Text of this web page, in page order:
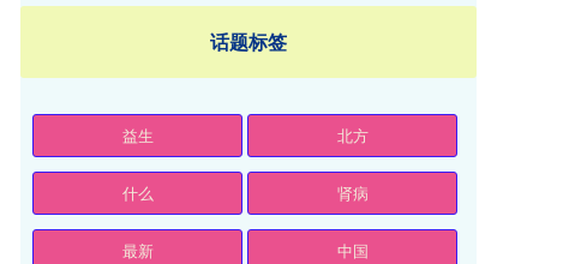
话题标签
益生 北方
什么 肾病
最新 中国